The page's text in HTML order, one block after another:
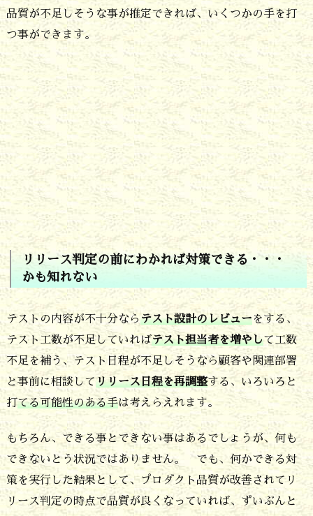
時
期
よ
り
も
早
め
に
見
め
る
3.
リ
リ
ー
ス
判
定
の
前
に
品質が不足しそうな事が推定できれば、いくつかの手を打
つ事ができます。
リリース判定の前にわかれば対策できる・・・
かも知れない
テストの内容が不十分ならテスト設計のレビューをする、
テスト工数が不足していればテスト担当者を増やして工数
不足を補う、テスト日程が不足しそうなら顧客や関連部署
と事前に相談してリリース日程を再調整する、いろいろと
打 てる可能性のある手は考えらえれます。
もちろん、できる事とできない事はあるでしょうが、何も
できないとう状況ではありません。 でも、何かできる対
策を実行した結果として、プロダクト品質が改善されてリ
リース判定の時点で品質が良くなっていれば、ずいぶんと